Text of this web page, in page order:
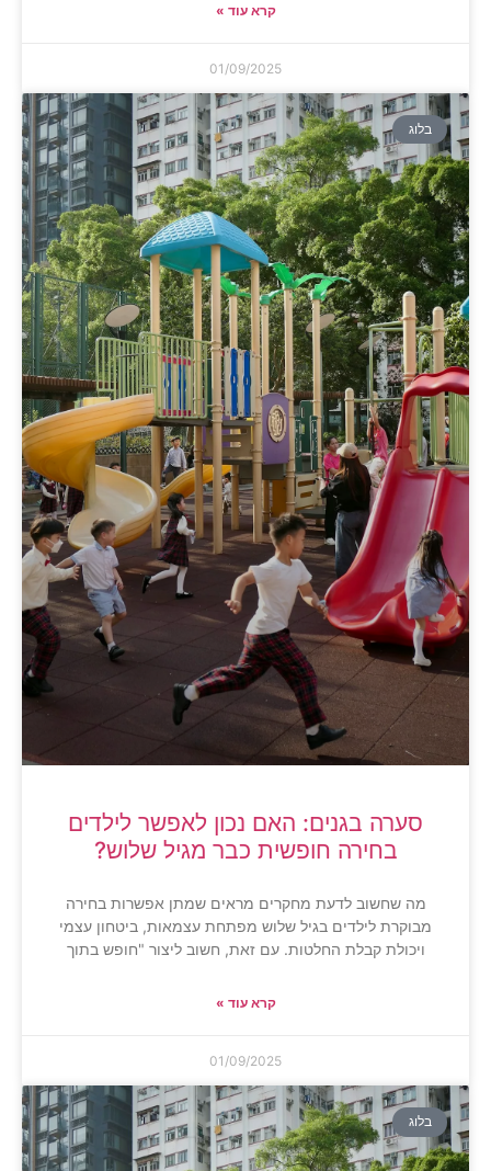
קרא עוד »
01/09/2025
בלוג
סערה בגנים: האם נכון לאפשר לילדים
בחירה חופשית כבר מגיל שלוש?
מה שחשוב לדעת מחקרים מראים שמתן אפשרות בחירה
מבוקרת לילדים בגיל שלוש מפתחת עצמאות, ביטחון עצמי
ויכולת קבלת החלטות. עם זאת, חשוב ליצור "חופש בתוך
קרא עוד »
01/09/2025
בלוג